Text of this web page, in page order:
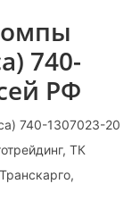
740-
РФ
740-1307023-20
ТК